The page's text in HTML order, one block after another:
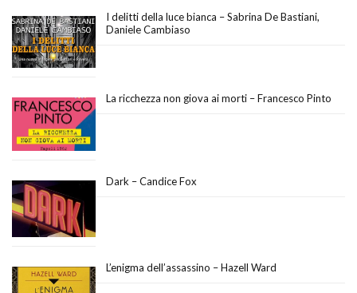
I delitti della luce bianca – Sabrina De Bastiani,
Daniele Cambiaso
La ricchezza non giova ai morti – Francesco Pinto
Dark – Candice Fox
L’enigma dell’assassino – Hazell Ward